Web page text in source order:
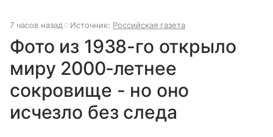
7 часов назад Источник: Российская газета
Фото из 1938-го открыло
миру 2000‐летнее
сокровище - но оно
исчезло без следа